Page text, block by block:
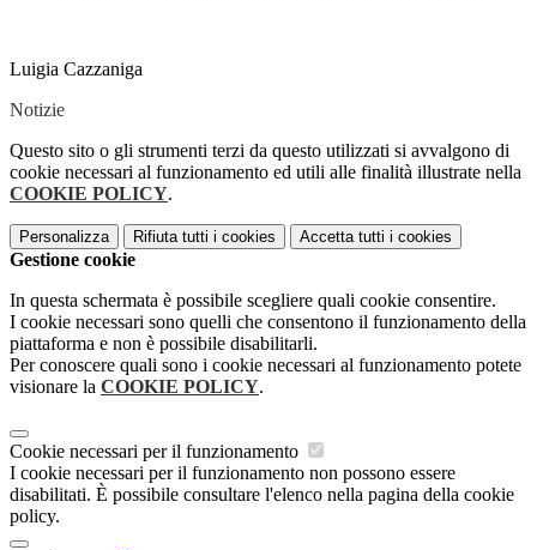
Luigia Cazzaniga
Notizie
Questo sito o gli strumenti terzi da questo utilizzati si avvalgono di
cookie necessari al funzionamento ed utili alle finalità illustrate nella
COOKIE POLICY.
Personalizza Rifiuta tutti i cookies Accetta tutti i cookies
Gestione cookie
In questa schermata è possibile scegliere quali cookie consentire.
I cookie necessari sono quelli che consentono il funzionamento della
piattaforma e non è possibile disabilitarli.
Per conoscere quali sono i cookie necessari al funzionamento potete
visionare la COOKIE POLICY.
Cookie necessari per il funzionamento
I cookie necessari per il funzionamento non possono essere
disabilitati. È possibile consultare l'elenco nella pagina della cookie
policy.